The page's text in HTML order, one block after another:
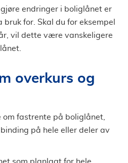
endringer i boliglånet er
for. Skal du for eksempel
vil dette være vanskeligere
overkurs og
om fastrente på boliglånet,
på hele eller deler av